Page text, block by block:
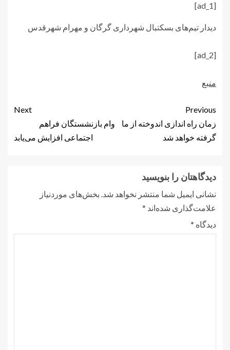
[ad_1]
دیدار تیم‌های بسکتبال شهرداری گرگان و مهرام شهرقدس
[ad_2]
منبع
Previous
زمان راه اندازی اندوخته از ما
گرفته خواهد شد
Next
وام بازنشستگان فراهم
اجتماعی افزایش می‌یابد
دیدگاهتان را بنویسید
نشانی ایمیل شما منتشر نخواهد شد. بخش‌های موردنیاز
علامت‌گذاری شده‌اند *
دیدگاه *